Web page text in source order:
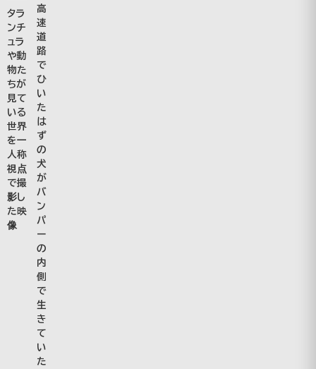
タラ
ンチ
ュラ
や動
物た
ちが
見て
いる
世界
を一
人称
視点
で撮
影し
た映
像
高
速
道
路
で
ひ
い
た
は
ず
の
犬
が
バ
ン
パ
ー
の
内
側
で
生
き
て
い
た